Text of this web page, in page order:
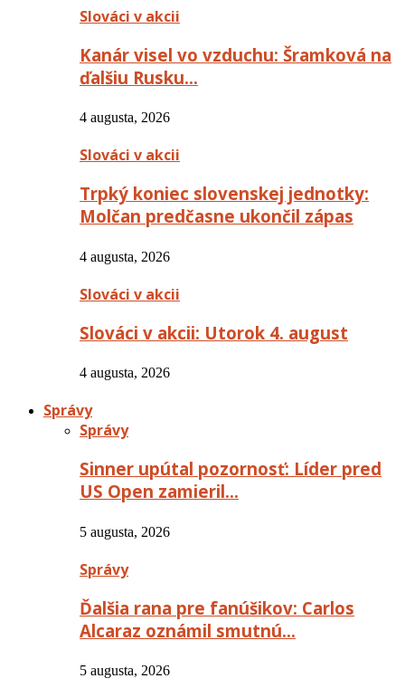
Slováci v akcii
Kanár visel vo vzduchu: Šramková na
ďalšiu Rusku…
4 augusta, 2026
Slováci v akcii
Trpký koniec slovenskej jednotky:
Molčan predčasne ukončil zápas
4 augusta, 2026
Slováci v akcii
Slováci v akcii: Utorok 4. august
4 augusta, 2026
Správy
Správy
Sinner upútal pozornosť: Líder pred
US Open zamieril…
5 augusta, 2026
Správy
Ďalšia rana pre fanúšikov: Carlos
Alcaraz oznámil smutnú…
5 augusta, 2026